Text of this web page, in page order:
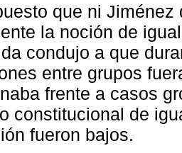
que ni
la noción de
condujo a que
entre grupos
frente a casos
constitucional de
fueron bajos.